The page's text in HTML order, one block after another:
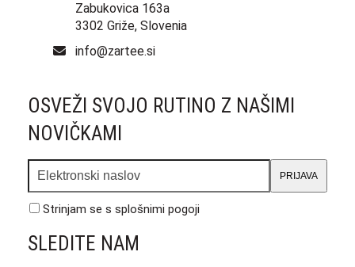
Zabukovica 163a
3302 Griže, Slovenia
info@zartee.si
OSVEŽI SVOJO RUTINO Z NAŠIMI
NOVIČKAMI
Elektronski
naslov
PRIJAVA
Strinjam se s splošnimi pogoji
SLEDITE NAM